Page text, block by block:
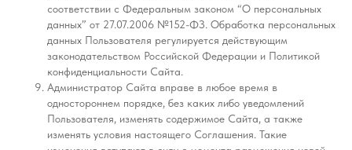
соответствии с Федеральным законом “О персональных
данных” от 27.07.2006 №152-ФЗ. Обработка персональных
данных Пользователя регулируется действующим
законодательством Российской Федерации и Политикой
конфиденциальности Сайта.
Администратор Сайта вправе в любое время в
одностороннем порядке, без каких либо уведомлений
Пользователя, изменять содержимое Сайта, а также
изменять условия настоящего Соглашения. Такие